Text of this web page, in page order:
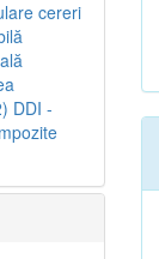
cereri
DDI -